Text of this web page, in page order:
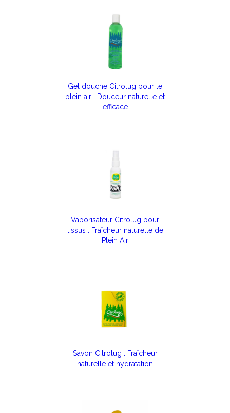
Gel douche Citrolug pour le
plein air : Douceur naturelle et
efficace
Vaporisateur Citrolug pour
tissus : Fraîcheur naturelle de
Plein Air
Savon Citrolug : Fraîcheur
naturelle et hydratation